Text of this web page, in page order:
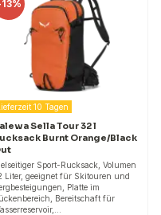
13%
10 Tagen
Sella Tour 32 l
Burnt Orange/Black
Sport-Rucksack, Volumen
Liter, geeignet für Skitouren und
Platte im
Bereitschaft für